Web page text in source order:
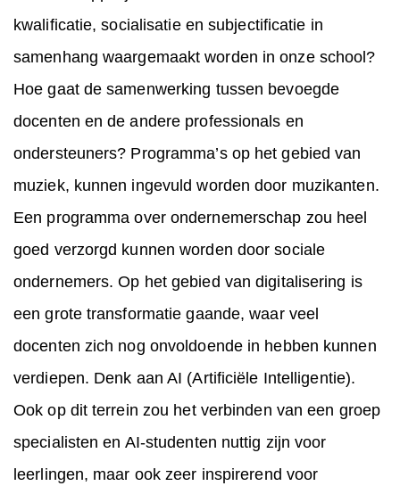
kwalificatie, socialisatie en subjectificatie in
samenhang waargemaakt worden in onze school?
Hoe gaat de samenwerking tussen bevoegde
docenten en de andere professionals en
ondersteuners? Programma’s op het gebied van
muziek, kunnen ingevuld worden door muzikanten.
Een programma over ondernemerschap zou heel
goed verzorgd kunnen worden door sociale
ondernemers. Op het gebied van digitalisering is
een grote transformatie gaande, waar veel
docenten zich nog onvoldoende in hebben kunnen
verdiepen. Denk aan AI (Artificiële Intelligentie).
Ook op dit terrein zou het verbinden van een groep
specialisten en AI-studenten nuttig zijn voor
leerlingen, maar ook zeer inspirerend voor